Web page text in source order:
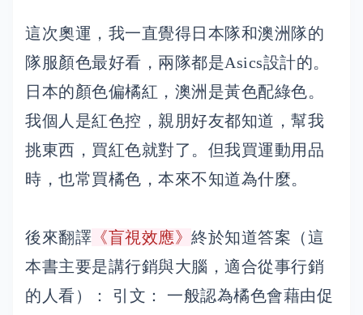
這次奧運，我一直覺得日本隊和澳洲隊的
隊服顏色最好看，兩隊都是Asics設計的。
日本的顏色偏橘紅，澳洲是黃色配綠色。
我個人是紅色控，親朋好友都知道，幫我
挑東西，買紅色就對了。但我買運動用品
時，也常買橘色，本來不知道為什麼。
後來翻譯 《盲視效應》 終於知道答案（這
本書主要是講行銷與大腦，適合從事行銷
的人看）： 引文： 一般認為橘色會藉由促